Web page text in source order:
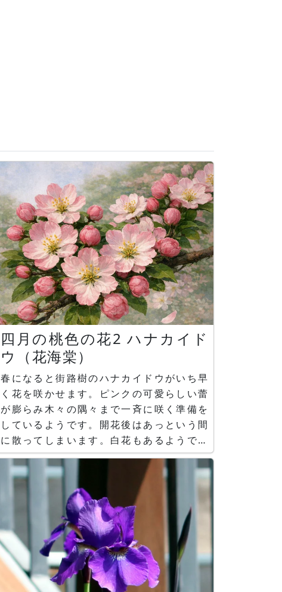
四月の桃色の花2 ハナカイド
ウ（花海棠）
春になると街路樹のハナカイドウがいち早
く花を咲かせます。ピンクの可愛らしい蕾
が膨らみ木々の隅々まで一斉に咲く準備を
しているようです。開花後はあっという間
に散ってしまいます。白花もあるようです
が見たことはありません。リンゴと同じ仲
間なので開花後に赤い小さな実が成ること
名：Malus halliana）とは、中国原産で、
バラ科リンゴ属の耐寒性落葉広葉中高木で
す。